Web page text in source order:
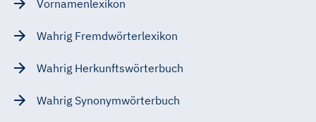
Vornamenlexikon
Wahrig Fremdwörterlexikon
Wahrig Herkunftswörterbuch
Wahrig Synonymwörterbuch